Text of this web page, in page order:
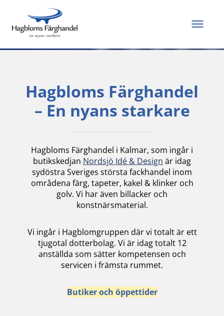
Allt du behöver för
att måla och renovera
Hagbloms Färghandel
– En nyans starkare
Hagbloms Färghandel i Kalmar, som ingår i
butikskedjan Nordsjö Idé & Design är idag
sydöstra Sveriges största fackhandel inom
områdena färg, tapeter, kakel & klinker och
golv. Vi har även billacker och
konstnärsmaterial.
Vi ingår i Hagblomgruppen där vi totalt är ett
tjugotal dotterbolag. Vi är idag totalt 12
anställda som sätter kompetensen och
servicen i främsta rummet.
Butiker och öppettider